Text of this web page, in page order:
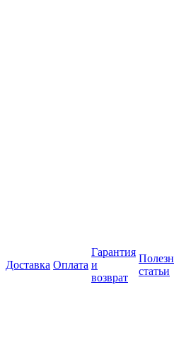
Доставка Оплата
Гарантия
и
возврат
статьи